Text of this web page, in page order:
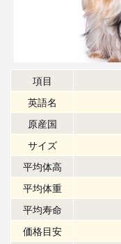
項目
英語名
原産国
サイズ
平均体高
平均体重
平均寿命
価格目安